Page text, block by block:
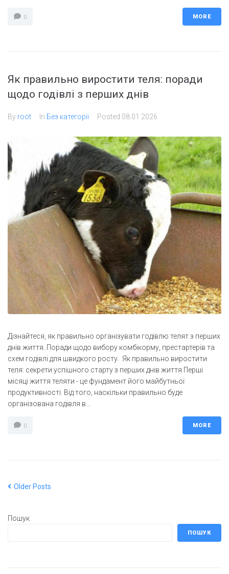
0 MORE
Як правильно виростити теля: поради
щодо годівлі з перших днів
By root In Без категорії Posted 08.01.2026
Дізнайтеся, як правильно організувати годівлю телят з перших
днів життя. Поради щодо вибору комбікорму, престартерів та
схем годівлі для швидкого росту. Як правильно виростити
теля: секрети успішного старту з перших днів життя Перші
місяці життя теляти - це фундамент його майбутньої
продуктивності. Від того, наскільки правильно буде
організована годівля в...
0 MORE
Older Posts
Пошук
ПОШУК